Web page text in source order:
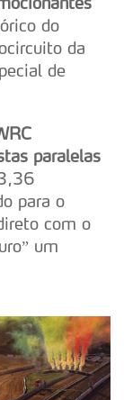
do
da
de
paralelas
para o
com o
um